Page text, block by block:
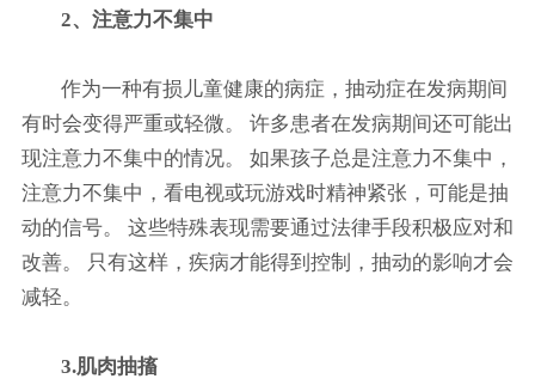
2、注意力不集中
作为一种有损儿童健康的病症，抽动症在发病期间
有时会变得严重或轻微。 许多患者在发病期间还可能出
现注意力不集中的情况。 如果孩子总是注意力不集中，
注意力不集中，看电视或玩游戏时精神紧张，可能是抽
动的信号。 这些特殊表现需要通过法律手段积极应对和
改善。 只有这样，疾病才能得到控制，抽动的影响才会
减轻。
3.肌肉抽搐